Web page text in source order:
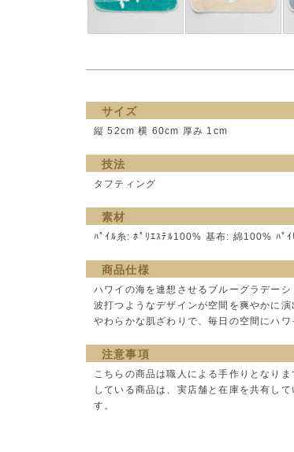
サイズ
縦 52cm 横 60cm 厚み 1cm
技法
タフティング
素材
ﾊﾟｲﾙ糸: ﾎﾟﾘｴｽﾃﾙ100% 基布: 綿100% ﾊﾟ
商品仕様
ハワイの海を連想させるブルーグラデーシ
波打つようなデザインが空間を爽やかに演
やわらかな肌ざわりで、毎日の空間にハワ
注意事項
こちらの商品は職人による手作りとなり
している商品は、実店舗と在庫を共有し
す。